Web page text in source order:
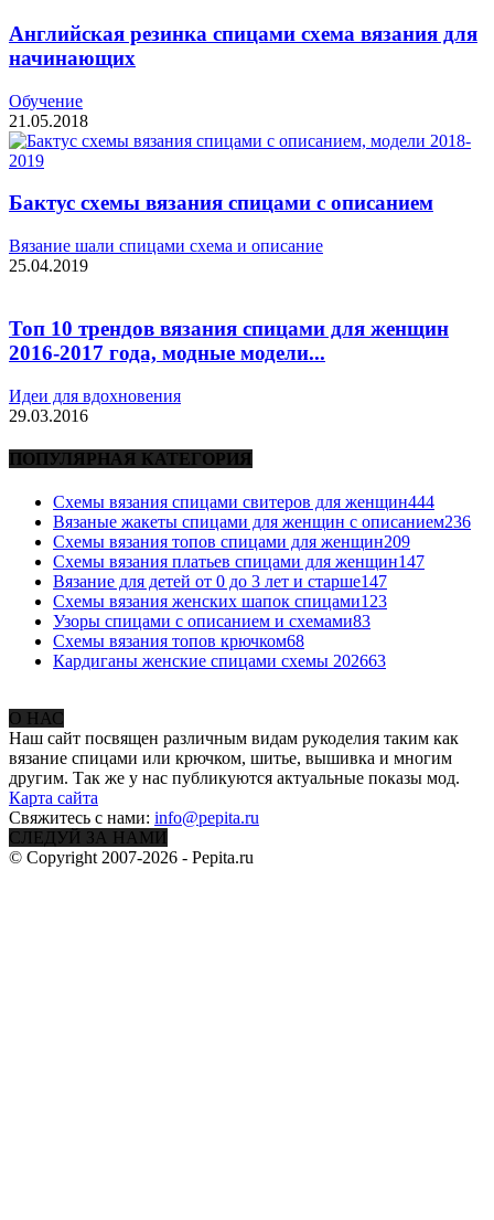
Английская резинка спицами схема вязания для
начинающих
Обучение
21.05.2018
Бактус схемы вязания спицами с описанием
Вязание шали спицами схема и описание
25.04.2019
Топ 10 трендов вязания спицами для женщин
2016-2017 года, модные модели...
Идеи для вдохновения
29.03.2016
ПОПУЛЯРНАЯ КАТЕГОРИЯ
Схемы вязания спицами свитеров для женщин444
Вязаные жакеты спицами для женщин с описанием236
Схемы вязания топов спицами для женщин209
Схемы вязания платьев спицами для женщин147
Вязание для детей от 0 до 3 лет и старше147
Схемы вязания женских шапок спицами123
Узоры спицами с описанием и схемами83
Схемы вязания топов крючком68
Кардиганы женские спицами схемы 202663
О НАС
Наш сайт посвящен различным видам рукоделия таким как
вязание спицами или крючком, шитье, вышивка и многим
другим. Так же у нас публикуются актуальные показы мод.
Карта сайта
Свяжитесь с нами: info@pepita.ru
СЛЕДУЙ ЗА НАМИ
© Copyright 2007-2026 - Pepita.ru